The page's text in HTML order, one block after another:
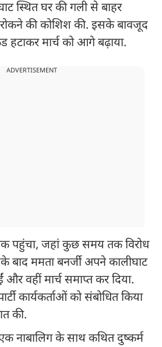
स्थित घर की गली से बाहर
की कोशिश की. इसके बावजूद
हटाकर मार्च को आगे बढ़ाया.
ADVERTISEMENT
पहुंचा, जहां कुछ समय तक विरोध
बाद ममता बनर्जी अपने कालीघाट
वहीं मार्च समाप्त कर दिया.
कार्यकर्ताओं को संबोधित किया
की.
नाबालिग के साथ कथित दुष्कर्म